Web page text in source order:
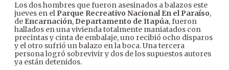
Los dos hombres que fueron asesinados a balazos este
jueves en el Parque Recreativo Nacional En el Paraíso,
de Encarnación, Departamento de Itapúa, fueron
hallados en una vivienda totalmente maniatados con
precintas y cinta de embalaje, uno recibió ocho disparos
y el otro sufrió un balazo en la boca. Una tercera
persona logró sobrevivir y dos de los supuestos autores
ya están detenidos.